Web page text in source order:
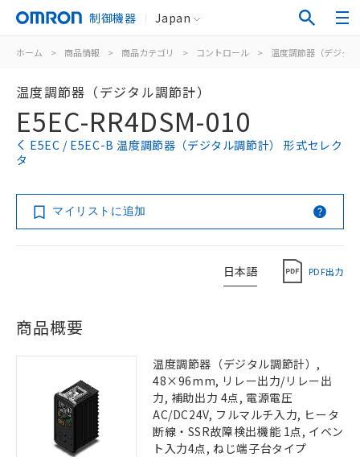
制御機器 Japan
ホーム > 商品情報 > 商品カテゴリ > コントロール > 温度調節器（デジタ
温度調節器（デジタル調節計）
E5EC-RR4DSM-010
E5EC / E5EC-B 温度調節器（デジタル調節計） 形式セレク
タ
マイリストに追加
日本語 PDF出力
商品概要
温度調節器（デジタル調節計）,
48×96mm, リレー出力/リレー出
力, 補助出力 4点, 電源電圧
AC/DC24V, フルマルチ入力, ヒータ
断線・SSR故障検出機能 1点, イベン
ト入力4点, ねじ端子台タイプ